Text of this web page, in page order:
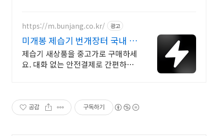
https://m.bunjang.co.kr/ 광고
미개봉 제습기 번개장터 국내 최
대 브랜드 중고거래
제습기 새상품을 중고가로 구매하세
요. 대화 없는 안전결제로 간편하게!
공감 구독하기